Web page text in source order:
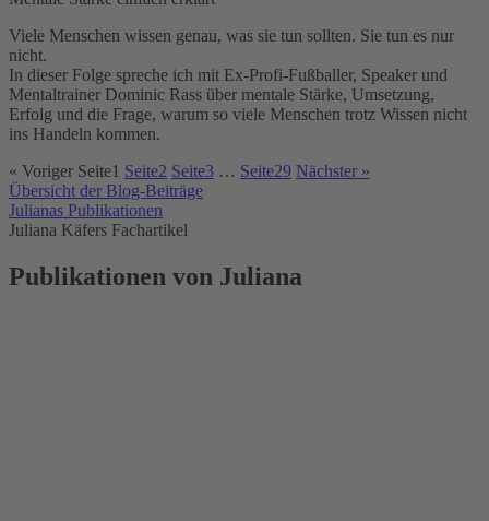
Viele Menschen wissen genau, was sie tun sollten. Sie tun es nur
nicht.
In dieser Folge spreche ich mit Ex-Profi-Fußballer, Speaker und
Mentaltrainer Dominic Rass über mentale Stärke, Umsetzung,
Erfolg und die Frage, warum so viele Menschen trotz Wissen nicht
ins Handeln kommen.
« Voriger Seite1 Seite2 Seite3 … Seite29 Nächster »
Übersicht der Blog-Beiträge
Julianas Publikationen
Juliana Käfers Fachartikel
Publikationen von Juliana